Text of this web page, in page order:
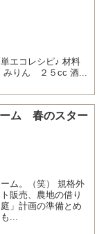
エコレシピ♪ 材料
りん ２５cc 酒...
ム 春のスター
ム。（笑） 規格外
販売、農地の借り
」計画の準備とめ
...